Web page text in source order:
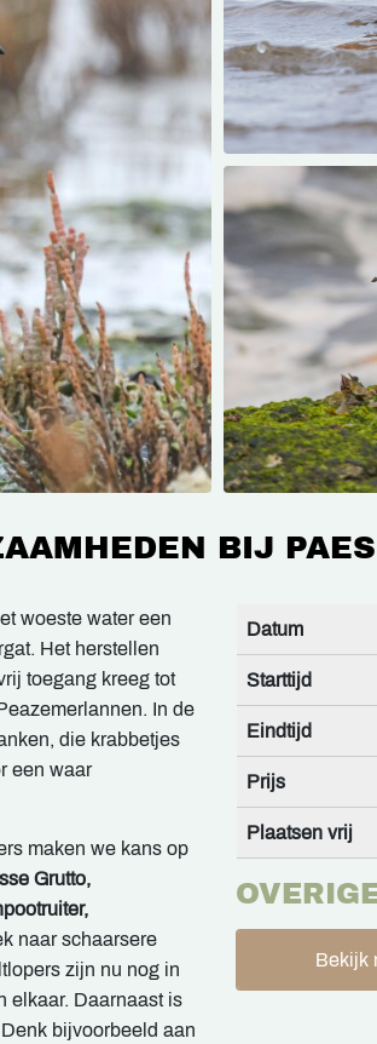
BIJ
woeste water een
Het herstellen
toegang kreeg tot
In de
die krabbetjes
een waar
maken we kans op
Grutto,
naar schaarsere
zijn nu nog in
elkaar. Daarnaast is
bijvoorbeeld aan
Datum
Starttijd
Eindtijd
Prijs
Plaatsen vrij
Bekijk